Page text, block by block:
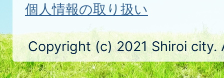
個人情報の取り扱い
Copyright (c) 2021 Shiroi city.